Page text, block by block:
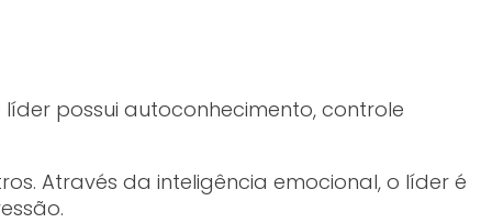
líder possui autoconhecimento, controle
Através da inteligência emocional, o líder é